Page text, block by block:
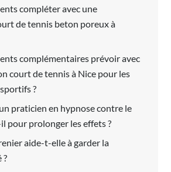
compléter avec une
de tennis beton poreux à
complémentaires prévoir avec
court de tennis à Nice pour les
?
praticien en hypnose contre le
pour prolonger les effets ?
aide-t-elle à garder la
?